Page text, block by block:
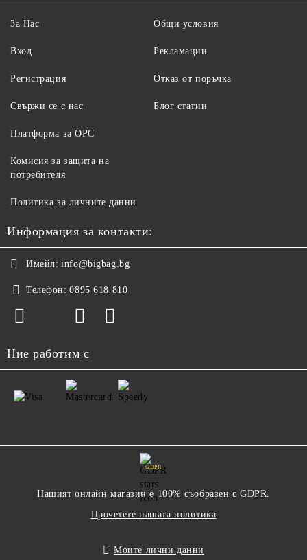
За Нас
Вход
Регистрация
Свържи се с нас
Общи условия
Рекламации
Отказ от поръчка
Блог статии
Платформа за ОРС
Комисия за защита на
потребителя
Политика за личните данни
Информация за контакти:
Имейл: info@bigbag.bg
Телефон: 0895 618 810
Ние работим с
GDPR
Нашият онлайн магазин е 100% съобразен с GDPR.
Прочетете нашата политика
Моите лични данни